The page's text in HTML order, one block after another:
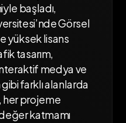
başladı,
Görsel
yüksek lisans
tasarım,
medya ve
farklı alanlarda
her projeme
katmamı